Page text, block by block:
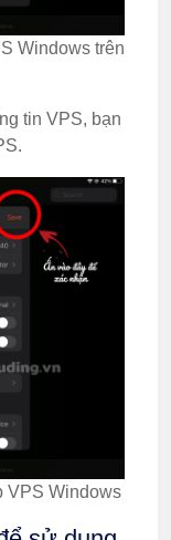
Windows trên
tin VPS, bạn
VPS Windows